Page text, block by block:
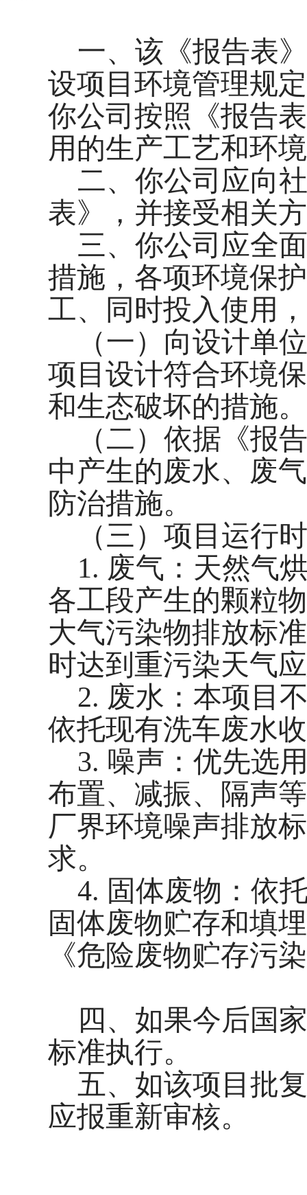
一、该《报告表
设项目环境管理规
你公司按照《报告
用的生产工艺和环
二、你公司应向
表》，并接受相关
三、你公司应全
措施，各项环境保
工、同时投入使用
（一）向设计单
项目设计符合环境
和生态破坏的措施。
（二）依据《报
中产生的废水、废
防治措施。
（三）项目运行
1. 废气： 天然气
各工段产生的颗粒
大气污染物排放标
时达到重污染天气
2. 废水： 本项目
依托现有洗车废水
3. 噪声：优先选
布置、减振、隔声
厂界环境噪声排放
求。
4. 固体废物 ：依
固体废物贮存和填
《危险废物贮存污
四、如果今后国
标准执行。
五、如该项目批
应报重新审核。